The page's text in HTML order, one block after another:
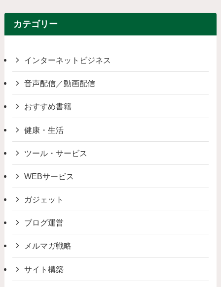
カテゴリー
インターネットビジネス
音声配信／動画配信
おすすめ書籍
健康・生活
ツール・サービス
WEBサービス
ガジェット
ブログ運営
メルマガ戦略
サイト構築